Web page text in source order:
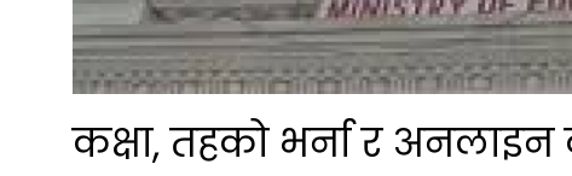
कक्षा, तहको भर्ना र